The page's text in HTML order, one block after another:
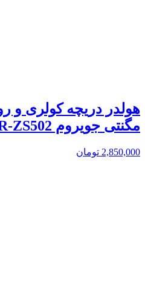
هولدر دریچه کولری و
مگنتی جویروم Joyroom Holder JR-ZS502
2,850,000 تومان